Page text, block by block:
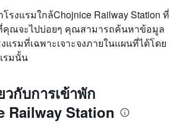
รงแรมใกล้Chojnice Railway Station ที่
คุณจะไปบ่อยๆ คุณสามารถค้นหาข้อมูล
แรมที่เฉพาะเจาะจงภายในแผนที่ได้โดย
รมนั้น
วกับการเข้าพัก
Railway Station